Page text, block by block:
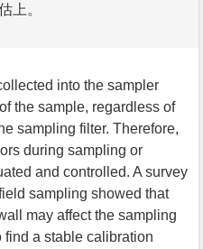
上。
into the sampler
the sample, regardless of
sampling filter. Therefore,
during sampling or
and controlled. A survey
sampling showed that
may affect the sampling
find a stable calibration